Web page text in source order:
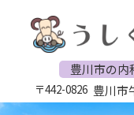
豊川市の内
〒442-0826 豊川市